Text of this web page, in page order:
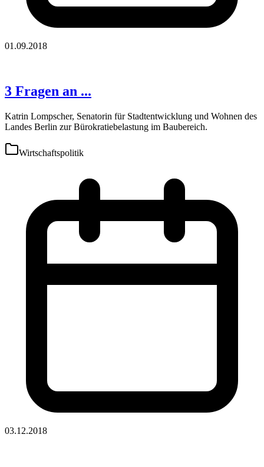
01.09.2018
3 Fragen an ...
Katrin Lompscher, Senatorin für Stadtentwicklung und Wohnen des
Landes Berlin zur Bürokratiebelastung im Baubereich.
Wirtschaftspolitik
03.12.2018